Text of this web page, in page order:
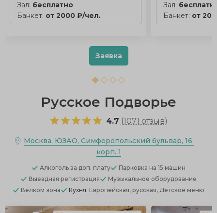
Зал: бесплатно
Банкет: от 2000 ₽/чел.
Зал:
Банкет: от
Заявка
Русское Подворье
4.7 (1071 отзыв)
Москва, ЮЗАО, Симферопольский бульвар, 16,
корп. 1
Алкоголь за доп. плату Парковка на 15 машин
Выездная регистрация
Музыкальное оборудование
Велком зона
Кухня: Европейская, русская, Детское меню